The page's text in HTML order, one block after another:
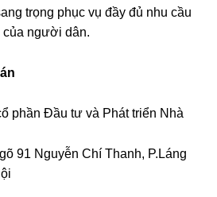
trọng phục vụ đầy đủ nhu cầu
của người dân.
phần Đầu tư và Phát triển Nhà
91 Nguyễn Chí Thanh, P.Láng